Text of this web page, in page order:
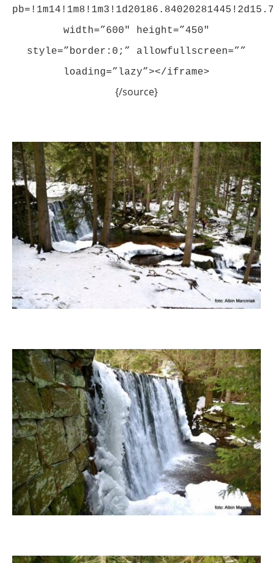
width=”600″ height=”450″
style=”border:0;” allowfullscreen=””
loading=”lazy”></iframe>
{/source}